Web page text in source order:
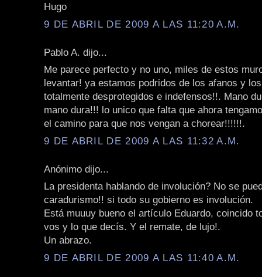
Hugo
9 DE ABRIL DE 2009 A LAS 11:20 A.M.
Pablo A. dijo...
Me parece perfecto y no uno, miles de estos
levantar! ya estamos podridos de los afanos y
totalmente desprotegidos e indefensos!!. Mano
mano dura!!! lo unico que falta que ahora
el camino para que nos vengan a chorear!!!!!!.
9 DE ABRIL DE 2009 A LAS 11:32 A.M.
Anónimo dijo...
La presidenta hablando de involución? No se
caradurismo!! si todo su gobierno es involución.
Está muuuy bueno el artículo Eduardo, coincido
vos y lo que decís. Y el remate, de lujo!.
Un abrazo.
9 DE ABRIL DE 2009 A LAS 11:40 A.M.